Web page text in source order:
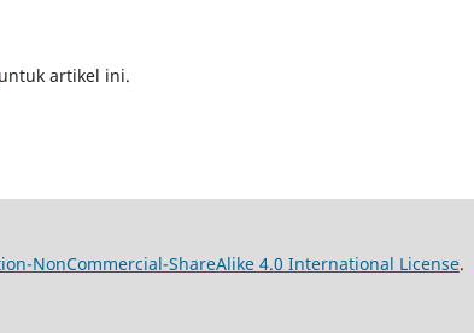
untuk artikel ini.
NonCommercial-ShareAlike 4.0 International License.